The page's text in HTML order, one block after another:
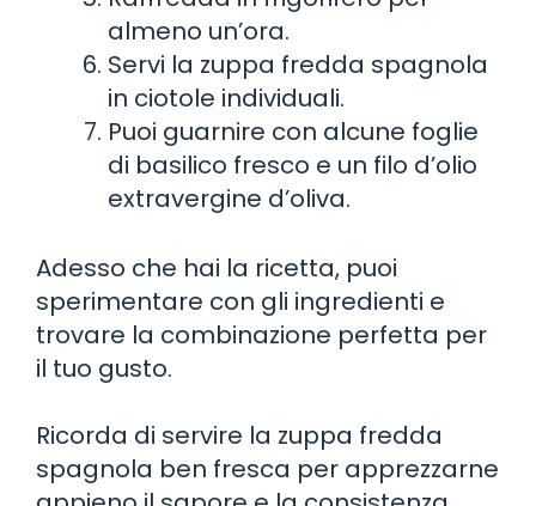
almeno un’ora.
Servi la zuppa fredda spagnola
in ciotole individuali.
Puoi guarnire con alcune foglie
di basilico fresco e un filo d’olio
extravergine d’oliva.
Adesso che hai la ricetta, puoi
sperimentare con gli ingredienti e
trovare la combinazione perfetta per
il tuo gusto.
Ricorda di servire la zuppa fredda
spagnola ben fresca per apprezzarne